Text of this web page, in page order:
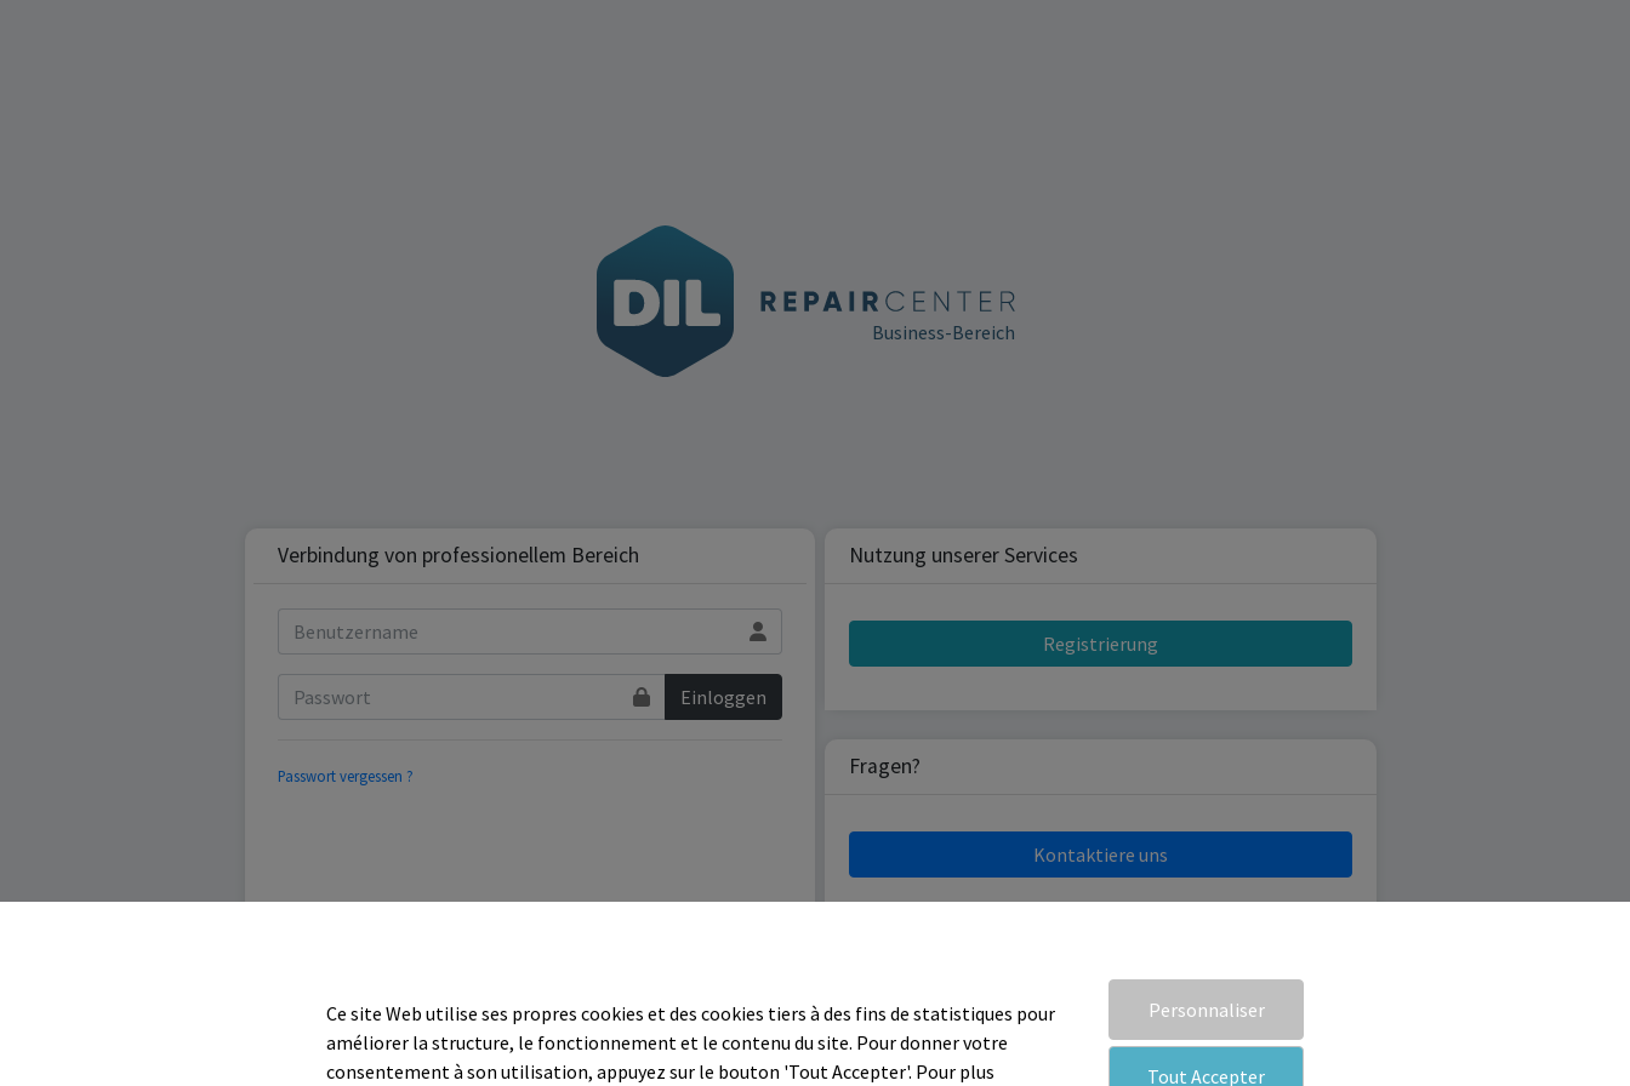
Business-Bereich
Verbindung von professionellem Bereich
Einloggen
Passwort vergessen ?
Nutzung unserer Services
Registrierung
Fragen?
Kontaktiere uns
Ce site Web utilise ses propres cookies et des cookies tiers à des fins de statistiques pour
améliorer la structure, le fonctionnement et le contenu du site. Pour donner votre
consentement à son utilisation, appuyez sur le bouton 'Tout Accepter'. Pour plus
Personnaliser
Tout Accepter